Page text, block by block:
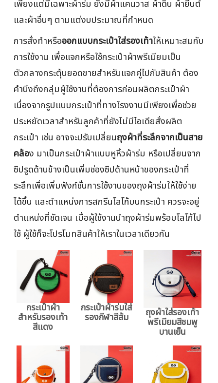
เพียงแต่มีเฉพาะผ้าร่ม ยังมีผ้าแคนวาส ผ้าดิบ ผ้ายีนต์
และผ้าอื่นๆ ตามแต่งบประมาณที่กำหนด
การสั่งทำหรือออกแบบกระเป๋าใส่รองเท้าให้เหมาะสมกับ
การใช้งาน เพื่อแจกหรือใช้กระเป๋าผ้าพรีเมียมเป็น
ตัวกลางกระตุ้นยอดขายสำหรับแจกคู่ไปกับสินค้า ต้อง
คำนึงถึงกลุ่มผู้ใช้งานที่ต้องการก่อนผลิตกระเป๋าผ้า
เนื่องจากรูปแบบกระเป๋าที่ทางโรงงานมีเพียงเพื่อช่วย
ประหยัดเวลาสำหรับลูกค้าที่ยังไม่มีไอเดียสั่งผลิต
กระเป๋า เช่น อาจจะปรับเปลี่ยนถุงผ้าที่ระลึกจากเป็นสาย
คล้อง มาเป็นกระเป๋าผ้าแบบหูหิ้วผ้าร่ม หรือเปลี่ยนจาก
ซิปรูดด้านข้างเป็นเพิ่มช่องซิปด้านหน้าของกระเป๋าที่
ระลึกเพื่อเพิ่มฟังก์ชั่นการใช้งานของถุงผ้าร่มให้ใช้ง่าย
ได้ขึ้น และตำแหน่งการสกรีนโลโก้บนกระเป๋า ควรจะอยู่
ตำแหน่งที่ชัดเจน เมื่อผู้ใช้งานนำถุงผ้าร่มพร้อมโลโก้ไป
ใช้ ผู้ใช้ก็จะโปรโมทสินค้าให้เราในเวลาเดียวกัน
กระเป๋าผ้า
สำหรับรองเท้า
สีแดง
กระเป๋าผ้าร่มใส่
รองกีฬาสีส้ม ถุงผ้าใส่รองเท้า
พรีเมียมสีชมพู
บานเย็น